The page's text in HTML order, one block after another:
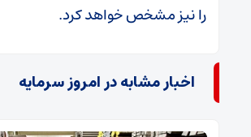
را نیز مشخص خواهد کرد.
اخبار مشابه در امروز سرمایه